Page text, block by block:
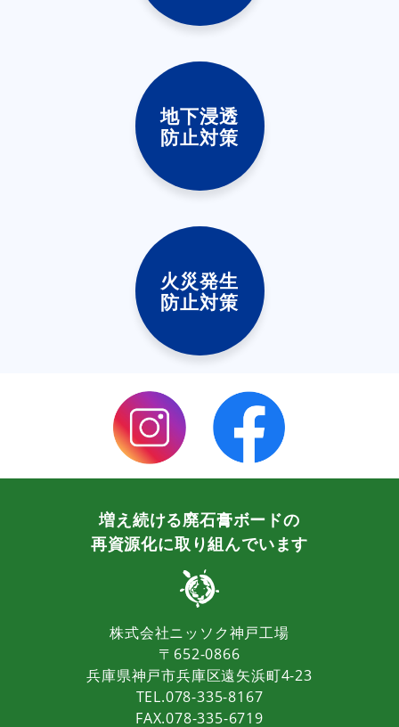
地下浸透
防止対策
火災発生
防止対策
増え続ける廃石膏ボードの
再資源化に取り組んでいます
株式会社ニッソク神戸工場
〒652-0866
兵庫県神戸市兵庫区遠矢浜町4-23
TEL.078-335-8167
FAX.078-335-6719